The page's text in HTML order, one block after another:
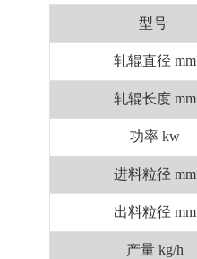
型号
轧辊直径 mm
轧辊长度 mm
功率 kw
进料粒径 mm
出料粒径 mm
产量 kg/h